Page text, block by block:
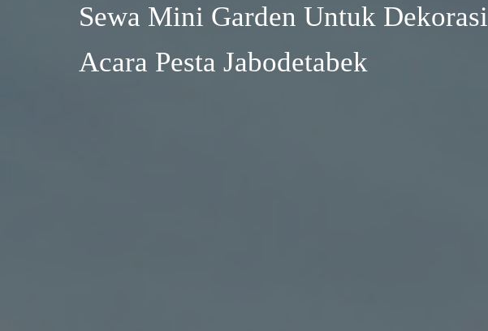
Sewa Mini Garden Untuk Dekorasi
Acara Pesta Jabodetabek